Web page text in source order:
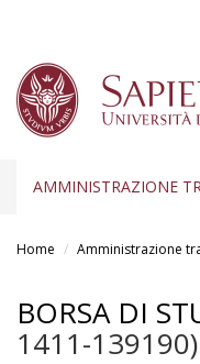
AMMINISTRAZIONE
Home Amministrazione
BORSA DI
1411-139190)